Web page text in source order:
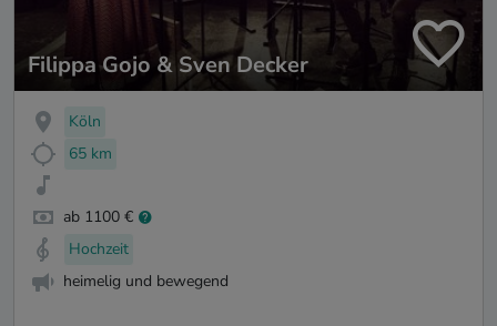
Filippa Gojo & Sven Decker
Köln
65 km
ab 1100 €
Hochzeit
heimelig und bewegend